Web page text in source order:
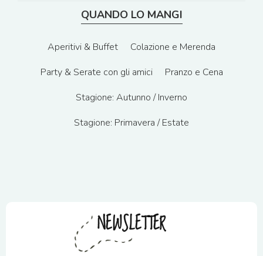
QUANDO LO MANGI
Aperitivi & Buffet
Colazione e Merenda
Party & Serate con gli amici
Pranzo e Cena
Stagione: Autunno / Inverno
Stagione: Primavera / Estate
NEWSLETTER